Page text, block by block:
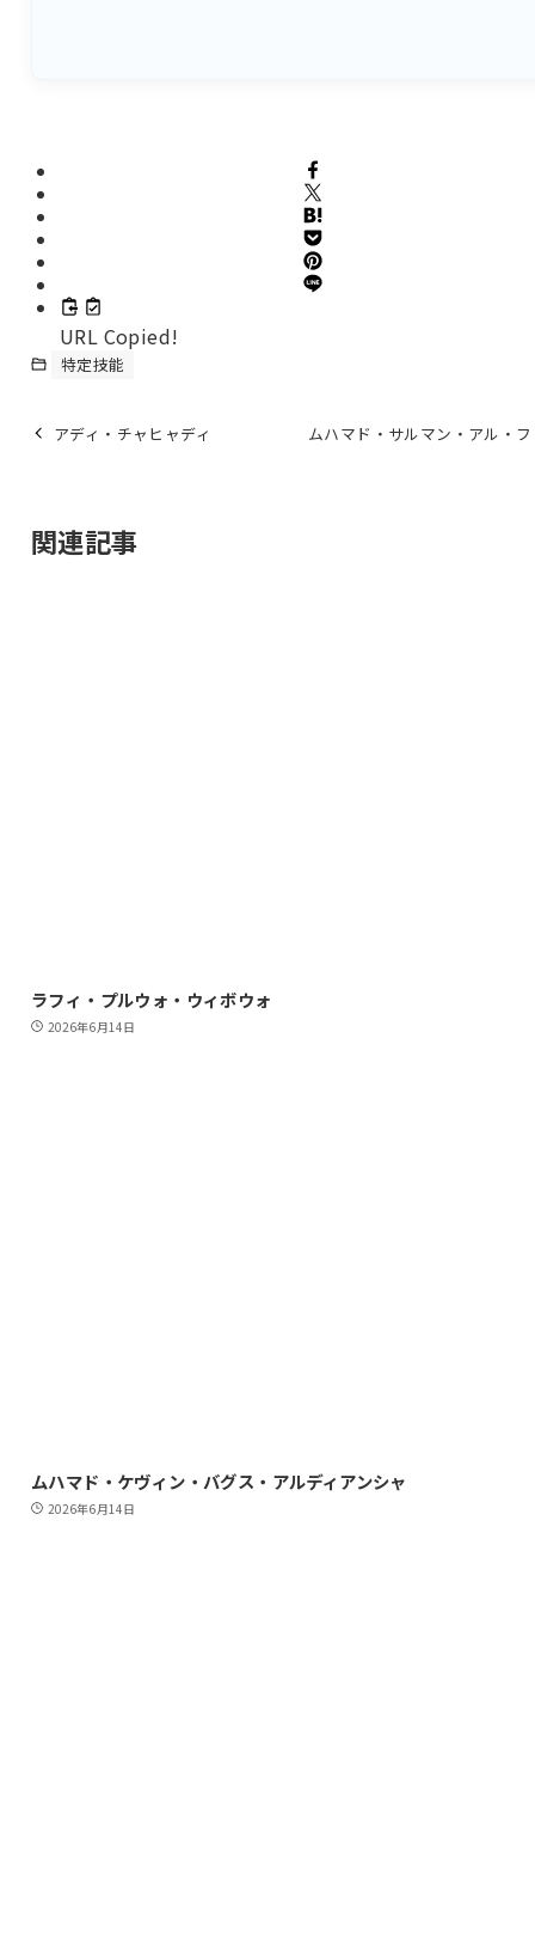
URL Copied!
特定技能
アディ・チャヒャディ ムハマド・サルマン・アル・
関連記事
ラフィ・プルウォ・ウィボウォ
2026年6月14日
ムハマド・ケヴィン・バグス・アルディアンシャ
2026年6月14日